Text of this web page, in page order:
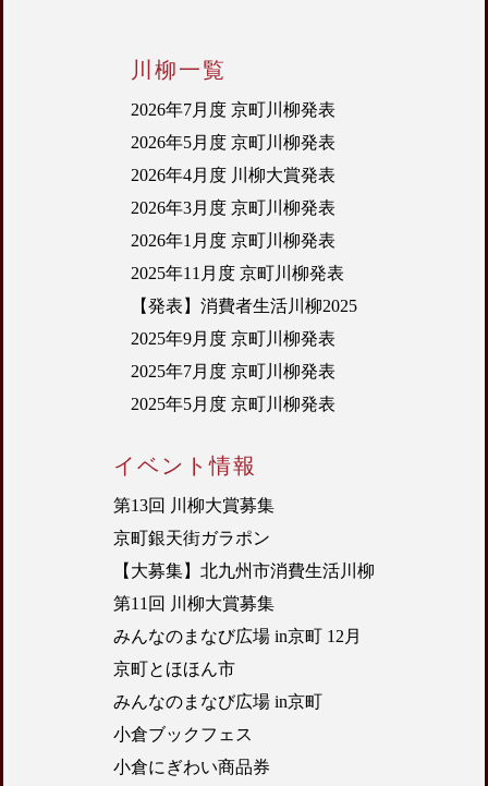
イベント情報
第13回 川柳大賞募集
京町銀天街ガラポン
【大募集】北九州市消費生活川柳
第11回 川柳大賞募集
みんなのまなび広場 in京町 12月
京町とほほん市
みんなのまなび広場 in京町
小倉ブックフェス
小倉にぎわい商品券
川柳一覧
2026年7月度 京町川柳発表
2026年5月度 京町川柳発表
2026年4月度 川柳大賞発表
2026年3月度 京町川柳発表
2026年1月度 京町川柳発表
2025年11月度 京町川柳発表
【発表】消費者生活川柳2025
2025年9月度 京町川柳発表
2025年7月度 京町川柳発表
2025年5月度 京町川柳発表